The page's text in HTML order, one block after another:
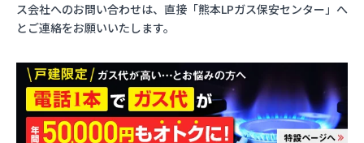
ス会社へのお問い合わせは、直接「熊本LPガス保安センター」へ
とご連絡をお願いいたします。